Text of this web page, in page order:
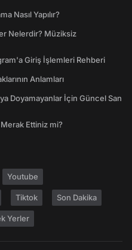
Nasıl Yapılır?
Nelerdir? Müziksiz
Giriş İşlemleri Rehberi
Anlamları
Doyamayanlar İçin Güncel San
Ettiniz mi?
Youtube
Tiktok Son Dakika
Yerler